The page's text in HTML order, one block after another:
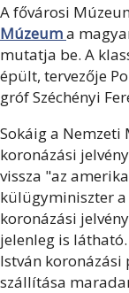
A fővárosi
Múzeuma
mutatja be. A
épült, tervezője
gróf Széchényi
Sokáig a
koronázási
vissza "az
külügyminiszter
koronázási
jelenleg is
István
szállítása